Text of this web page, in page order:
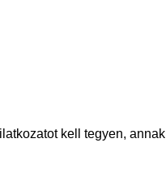
kell tegyen, annak